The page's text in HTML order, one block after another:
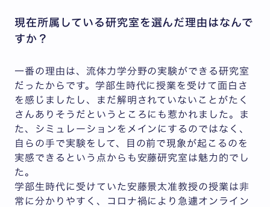
現在所属している研究室を選んだ理由はなんで
すか？
一番の理由は、流体力学分野の実験ができる研究室
だったからです。学部生時代に授業を受けて面白さ
を感じましたし、まだ解明されていないことがたく
さんありそうだというところにも惹かれました。ま
た、シミュレーションをメインにするのではなく、
自らの手で実験をして、目の前で現象が起こるのを
実感できるという点からも安藤研究室は魅力的でし
た。
学部生時代に受けていた安藤景太准教授の授業は非
常に分かりやすく、コロナ禍により急遽オンライン